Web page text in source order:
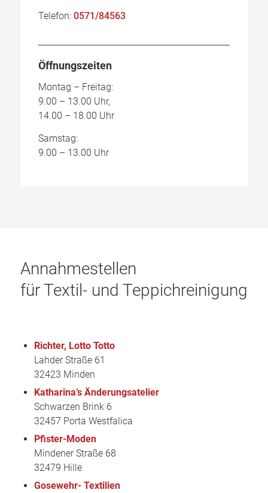
Telefon: 0571/84563
Öffnungszeiten
Montag – Freitag:
9.00 – 13.00 Uhr,
14.00 – 18.00 Uhr
Samstag:
9.00 – 13.00 Uhr
Annahmestellen
für Textil- und Teppichreinigung
Richter, Lotto Totto
Lahder Straße 61
32423 Minden
Katharina’s Änderungsatelier
Schwarzen Brink 6
32457 Porta Westfalica
Pfister-Moden
Mindener Straße 68
32479 Hille
Gosewehr- Textilien